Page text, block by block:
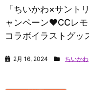
「ちいかわ×サント
ャンペーン♥CCレ
コラボイラストグッ
2月 16, 2024 ちいかわ